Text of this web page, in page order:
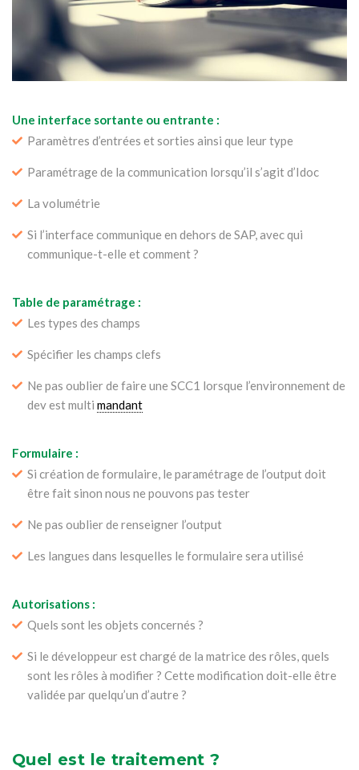
Une interface sortante ou entrante :
Paramètres d’entrées et sorties ainsi que leur type
Paramétrage de la communication lorsqu’il s’agit d’Idoc
La volumétrie
Si l’interface communique en dehors de SAP, avec qui
communique-t-elle et comment ?
Table de paramétrage :
Les types des champs
Spécifier les champs clefs
Ne pas oublier de faire une SCC1 lorsque l’environnement de
dev est multi mandant
Formulaire :
Si création de formulaire, le paramétrage de l’output doit
être fait sinon nous ne pouvons pas tester
Ne pas oublier de renseigner l’output
Les langues dans lesquelles le formulaire sera utilisé
Autorisations :
Quels sont les objets concernés ?
Si le développeur est chargé de la matrice des rôles, quels
sont les rôles à modifier ? Cette modification doit-elle être
validée par quelqu’un d’autre ?
Quel est le traitement ?